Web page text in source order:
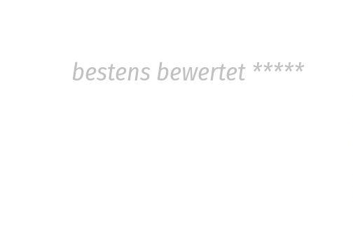
bestens bewertet *****